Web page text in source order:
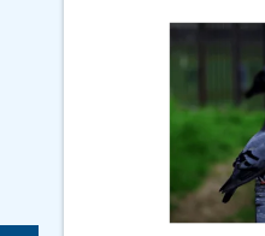
｜中川｜中村｜夏目
迫｜西住吉町｜西高
保の上｜野来見｜萩
浜河内｜浜田町｜東
東高泊｜東町｜彼岸
の出｜平生町｜平原
｜古開作団地｜平成